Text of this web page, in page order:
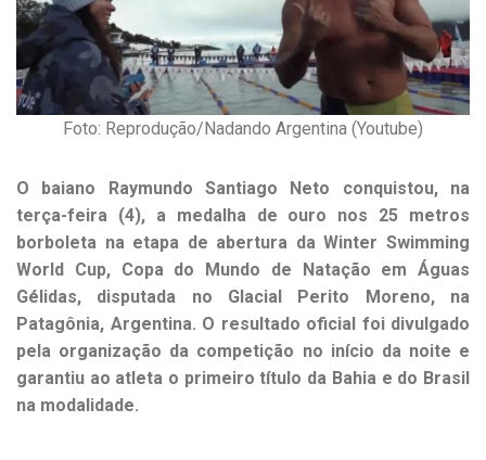
Foto: Reprodução/Nadando Argentina (Youtube)
O baiano Raymundo Santiago Neto conquistou, na
terça-feira (4), a medalha de ouro nos 25 metros
borboleta na etapa de abertura da Winter Swimming
World Cup, Copa do Mundo de Natação em Águas
Gélidas, disputada no Glacial Perito Moreno, na
Patagônia, Argentina. O resultado oficial foi divulgado
pela organização da competição no início da noite e
garantiu ao atleta o primeiro título da Bahia e do Brasil
na modalidade.